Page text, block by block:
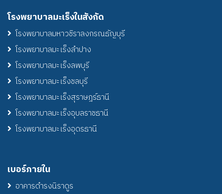
โรงพยาบาลมะเร็งในสังกัด
โรงพยาบาลมหาวชิราลงกรณธัญบุรี
โรงพยาบาลมะเร็งลำปาง
โรงพยาบาลมะเร็งลพบุรี
โรงพยาบาลมะเร็งชลบุรี
โรงพยาบาลมะเร็งสุราษฎร์ธานี
โรงพยาบาลมะเร็งอุบลราชธานี
โรงพยาบาลมะเร็งอุดรธานี
เบอร์ภายใน
อาคารดำรงนิราดูร